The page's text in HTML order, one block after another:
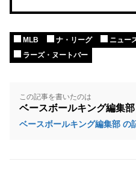
MLB ナ・リーグ ニュー
ラーズ・ヌートバー
この記事を書いたのは
ベースボールキング編集部
ベースボールキング編集部 の